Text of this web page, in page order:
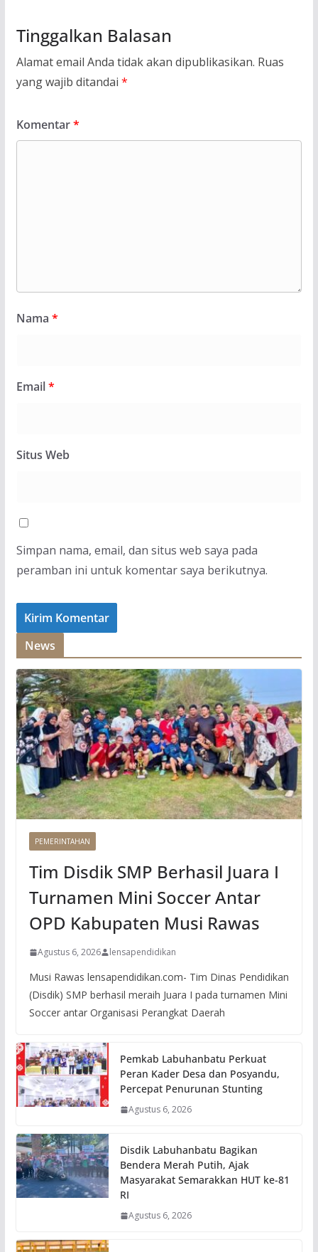
Tinggalkan Balasan
Alamat email Anda tidak akan dipublikasikan. Ruas
yang wajib ditandai *
Komentar*
Nama *
Email*
Situs Web
Simpan nama, email, dan situs web saya pada
peramban ini untuk komentar saya berikutnya.
News
PEMERINTAHAN
Tim Disdik SMP Berhasil Juara I
Turnamen Mini Soccer Antar
OPD Kabupaten Musi Rawas
Agustus 6, 2026 lensapendidikan
Musi Rawas lensapendidikan.com- Tim Dinas Pendidikan
(Disdik) SMP berhasil meraih Juara I pada turnamen Mini
Soccer antar Organisasi Perangkat Daerah
Pemkab Labuhanbatu Perkuat
Peran Kader Desa dan Posyandu,
Percepat Penurunan Stunting
Agustus 6, 2026
Disdik Labuhanbatu Bagikan
Bendera Merah Putih, Ajak
Masyarakat Semarakkan HUT ke-81
RI
Agustus 6, 2026